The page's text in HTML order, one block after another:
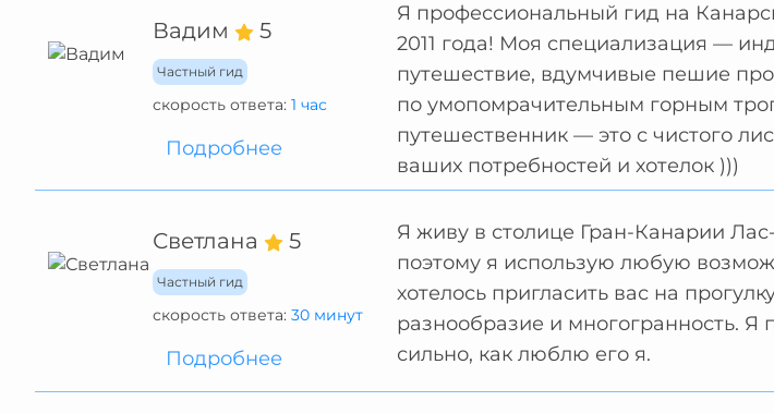
Вадим 5
Частный гид
скорость ответа: 1 час
Подробнее
Я профессиональный гид на
2011 года! Моя специализация —
путешествие, вдумчивые пешие
по умопомрачительным горным
путешественник — это с чистого
ваших потребностей и хотелок )))
Светлана 5
Частный гид
скорость ответа: 30 минут
Подробнее
Я живу в столице Гран-Канарии
поэтому я использую любую
хотелось пригласить вас на
разнообразие и многогранность. Я
сильно, как люблю его я.